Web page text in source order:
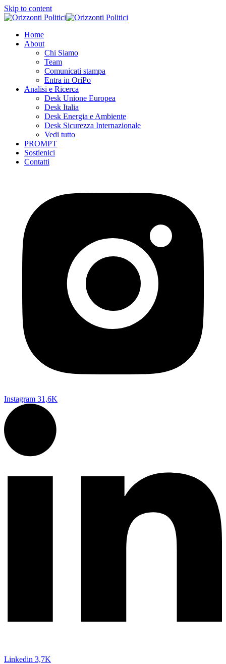
Skip to content
Home
About
Chi Siamo
Team
Comunicati stampa
Entra in OriPo
Analisi e Ricerca
Desk Unione Europea
Desk Italia
Desk Energia e Ambiente
Desk Sicurezza Internazionale
Vedi tutto
PROMPT
Sostienici
Contatti
Instagram 31,6K
Linkedin 3,7K